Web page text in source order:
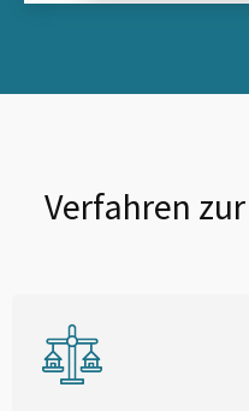
Verfahren zur